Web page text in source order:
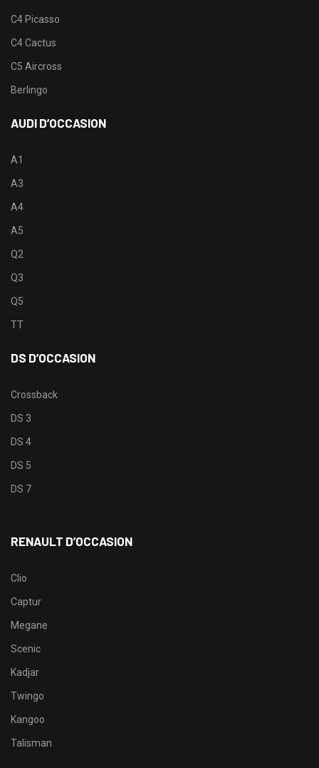
C4 Picasso
C4 Cactus
C5 Aircross
Berlingo
AUDI D’OCCASION
A1
A3
A4
A5
Q2
Q3
Q5
TT
DS D’OCCASION
Crossback
DS 3
DS 4
DS 5
DS 7
RENAULT D’OCCASION
Clio
Captur
Megane
Scenic
Kadjar
Twingo
Kangoo
Talisman